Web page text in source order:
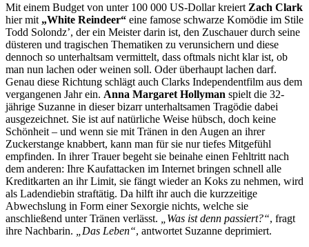
Mit einem Budget von unter 100 000 US-Dollar kreiert Zach Clark
hier mit „White Reindeer“ eine famose schwarze Komödie im Stile
Todd Solondz’, der ein Meister darin ist, den Zuschauer durch seine
düsteren und tragischen Thematiken zu verunsichern und diese
dennoch so unterhaltsam vermittelt, dass oftmals nicht klar ist, ob
man nun lachen oder weinen soll. Oder überhaupt lachen darf.
Genau diese Richtung schlägt auch Clarks Independentfilm aus dem
vergangenen Jahr ein. Anna Margaret Hollyman spielt die 32-
jährige Suzanne in dieser bizarr unterhaltsamen Tragödie dabei
ausgezeichnet. Sie ist auf natürliche Weise hübsch, doch keine
Schönheit – und wenn sie mit Tränen in den Augen an ihrer
Zuckerstange knabbert, kann man für sie nur tiefes Mitgefühl
empfinden. In ihrer Trauer begeht sie beinahe einen Fehltritt nach
dem anderen: Ihre Kaufattacken im Internet bringen schnell alle
Kreditkarten an ihr Limit, sie fängt wieder an Koks zu nehmen, wird
als Ladendiebin straftätig. Da hilft ihr auch die kurzzeitige
Abwechslung in Form einer Sexorgie nichts, welche sie
anschließend unter Tränen verlässt.
„Was ist denn passiert?“, fragt
ihre Nachbarin.
„Das Leben“, antwortet Suzanne deprimiert.